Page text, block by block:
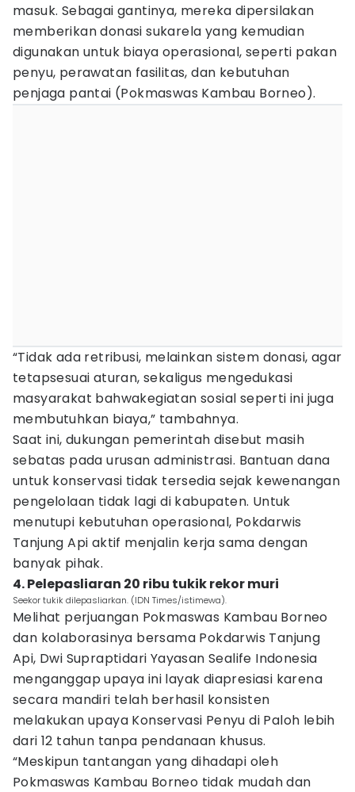
masuk. Sebagai gantinya, mereka dipersilakan
memberikan donasi sukarela yang kemudian
digunakan untuk biaya operasional, seperti pakan
penyu, perawatan fasilitas, dan kebutuhan
penjaga pantai (Pokmaswas Kambau Borneo).
“Tidak ada retribusi, melainkan sistem donasi, agar
tetapsesuai aturan, sekaligus mengedukasi
masyarakat bahwakegiatan sosial seperti ini juga
membutuhkan biaya,” tambahnya.
Saat ini, dukungan pemerintah disebut masih
sebatas pada urusan administrasi. Bantuan dana
untuk konservasi tidak tersedia sejak kewenangan
pengelolaan tidak lagi di kabupaten. Untuk
menutupi kebutuhan operasional, Pokdarwis
Tanjung Api aktif menjalin kerja sama dengan
banyak pihak.
4. Pelepasliaran 20 ribu tukik rekor muri
Seekor tukik dilepasliarkan. (IDN Times/istimewa).
Melihat perjuangan Pokmaswas Kambau Borneo
dan kolaborasinya bersama Pokdarwis Tanjung
Api, Dwi Supraptidari Yayasan Sealife Indonesia
menganggap upaya ini layak diapresiasi karena
secara mandiri telah berhasil konsisten
melakukan upaya Konservasi Penyu di Paloh lebih
dari 12 tahun tanpa pendanaan khusus.
“Meskipun tantangan yang dihadapi oleh
Pokmaswas Kambau Borneo tidak mudah dan